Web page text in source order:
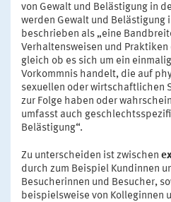
von Gewalt und Belästigung in
werden Gewalt und Belästigung
beschrieben als „eine
Verhaltensweisen und
gleich ob es sich um ein
Vorkommnis handelt, die auf
sexuellen oder wirtschaftlichen
zur Folge haben oder
umfasst auch
Belästigung“.
Zu unterscheiden ist zwischen
durch zum Beispiel Kundinnen
Besucherinnen und Besucher,
beispielsweise von Kolleginnen